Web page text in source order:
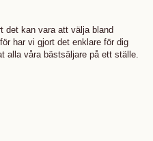
det kan vara att välja bland
har vi gjort det enklare för dig
alla våra bästsäljare på ett ställe.